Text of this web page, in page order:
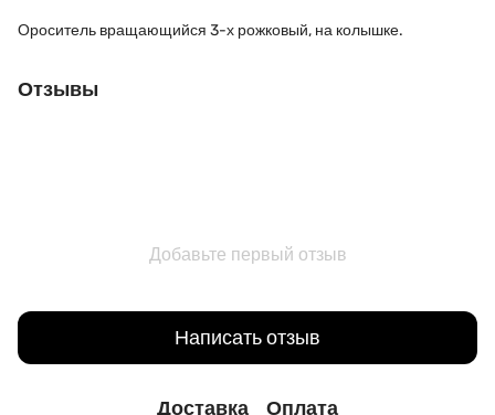
Ороситель вращающийся 3-х рожковый, на колышке.
Отзывы
Добавьте первый отзыв
Написать отзыв
Доставка Оплата